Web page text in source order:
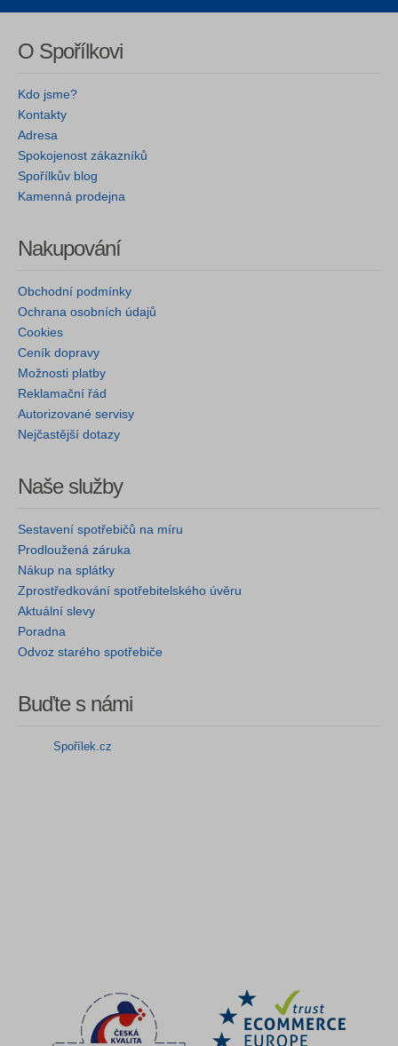
O Spořílkovi
Kdo jsme?
Kontakty
Adresa
Spokojenost zákazníků
Spořílkův blog
Kamenná prodejna
Nakupování
Obchodní podmínky
Ochrana osobních údajů
Cookies
Ceník dopravy
Možnosti platby
Reklamační řád
Autorizované servisy
Nejčastější dotazy
Naše služby
Sestavení spotřebičů na míru
Prodloužená záruka
Nákup na splátky
Zprostředkování spotřebitelského úvěru
Aktuální slevy
Poradna
Odvoz starého spotřebiče
Buďte s námi
Spořílek.cz